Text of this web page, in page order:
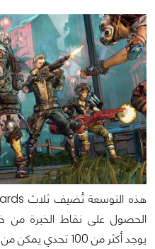
الحصول على نقاط الخبرة من
يوجد أكثر من 100